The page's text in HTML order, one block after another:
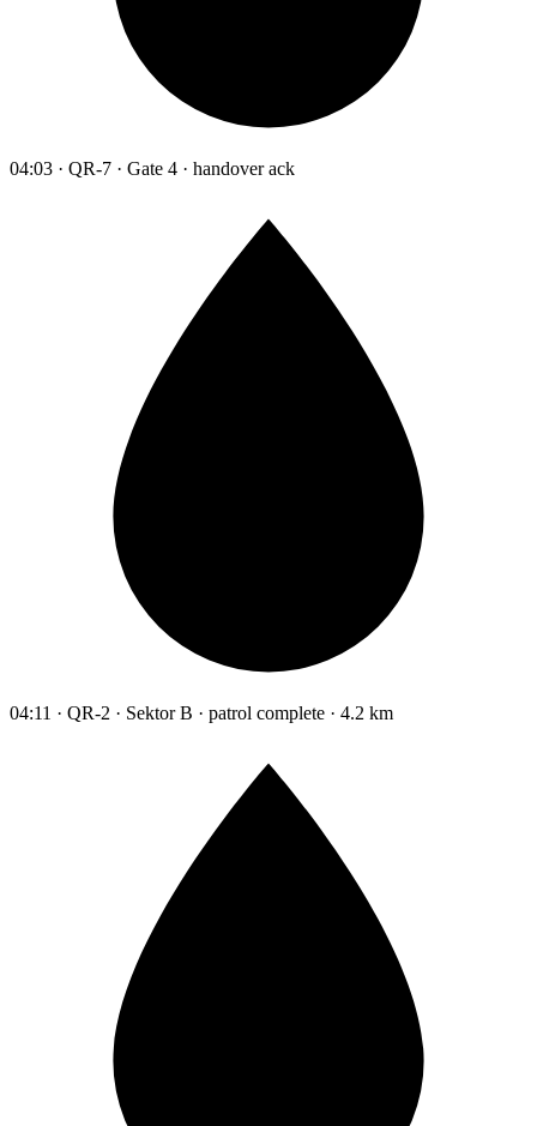
04:03 · QR-7 · Gate 4 · handover ack
04:11 · QR-2 · Sektor B · patrol complete · 4.2 km